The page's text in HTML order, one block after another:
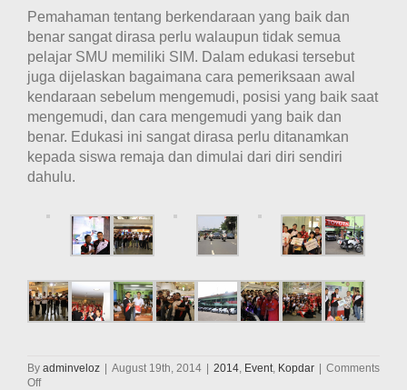
Pemahaman tentang berkendaraan yang baik dan
benar sangat dirasa perlu walaupun tidak semua
pelajar SMU memiliki SIM. Dalam edukasi tersebut
juga dijelaskan bagaimana cara pemeriksaan awal
kendaraan sebelum mengemudi, posisi yang baik saat
mengemudi, dan cara mengemudi yang baik dan
benar. Edukasi ini sangat dirasa perlu ditanamkan
kepada siswa remaja dan dimulai dari diri sendiri
dahulu.
By adminveloz | August 19th, 2014 | 2014 Event Kopdar | Comments
Offon